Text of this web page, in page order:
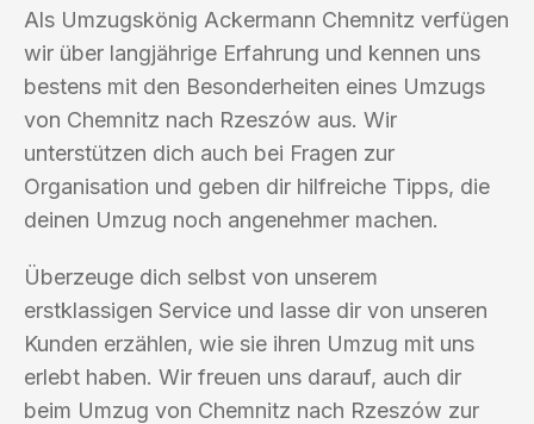
Als Umzugskönig Ackermann Chemnitz verfügen
wir über langjährige Erfahrung und kennen uns
bestens mit den Besonderheiten eines Umzugs
von Chemnitz nach Rzeszów aus. Wir
unterstützen dich auch bei Fragen zur
Organisation und geben dir hilfreiche Tipps, die
deinen Umzug noch angenehmer machen.
Überzeuge dich selbst von unserem
erstklassigen Service und lasse dir von unseren
Kunden erzählen, wie sie ihren Umzug mit uns
erlebt haben. Wir freuen uns darauf, auch dir
beim Umzug von Chemnitz nach Rzeszów zur